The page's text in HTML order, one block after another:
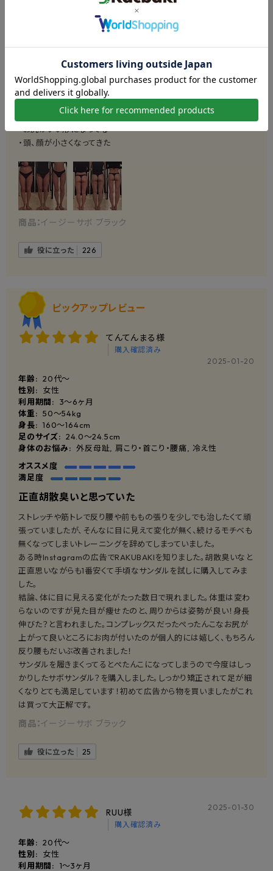
3ヶ月履いてますが2ヶ月目での変化を共有させて頂きます！
・お腹周りがスッキリしてきた
・ももの隙間ができた
・腰の位置が変わって脚が長くなった
て変化している
・お尻がいい形になってる
・頭、顔が小さくなってきた
商品：イージーサボ ブラック
役に立った 226
ピックアップレビュー
てんてんまる様
購入確認済み
2025-01-20
年齢: 20代～
性別:
女性
利用期間:
3〜6ヶ月
体重: 50～54kg
身長: 160〜164cm
足のサイズ: 24.0〜24.5cm
身体のお悩み: 外反母趾, 肩こり・首こり・腰痛, 冷え性
オススメ度
満足度
正直胡散臭いと思っていた
ストレッチや筋トレで反り腰や前ももの張りを少しでも治したくて頑
張っていましたが、そんなに目に見えて変化が無く、続けるモチベも
無くなってしまいトレーニングを辞めてしまっていました。
ある時Instagramの広告でRAKUBAKIを知りました。胡散臭いなと
正直思いながらも1番安くて手頃なサンダルを試しに購入してみま
した。
結論、体に目に見える変化がたった数日で現れました。体重は変わ
らないのですが見た目が痩せたのと、周りからは姿勢が良い！身長
伸びた？と言われました。コンプレックスだったぺったんこなお尻が
上がって良いところにお肉が付いたのが個人的には嬉しく、もちろん
反り腰もだいぶ改善されました！
サンダルを履きまくってるとぺたんこになってしまうので今度はしっ
かりしたサボサンダル？を購入しました。しっかり矯正されて足が細
くなりとても満足しています！初めて広告から物を買いましたがこれ
は買って大正解です。
商品：イージーサボ ブラック
役に立った 25
RUU様
購入確認済み
2025-01-30
年齢: 20代～
性別:
女性
利用期間:
1〜3ヶ月